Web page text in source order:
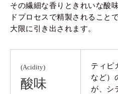
その繊細な香りときれいな酸
ドプロセスで精製されること
大限に引き出されます。
(Acidity)
酸味
ティピ
など）
が、シ